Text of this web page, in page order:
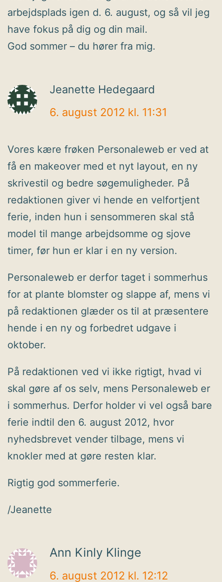
arbejdsplads igen d. 6. august, og så vil jeg
have fokus på dig og din mail.
God sommer – du hører fra mig.
Jeanette Hedegaard
6. august 2012 kl. 11:31
Vores kære frøken Personaleweb er ved at
få en makeover med et nyt layout, en ny
skrivestil og bedre søgemuligheder. På
redaktionen giver vi hende en velfortjent
ferie, inden hun i sensommeren skal stå
model til mange arbejdsomme og sjove
timer, før hun er klar i en ny version.
Personaleweb er derfor taget i sommerhus
for at plante blomster og slappe af, mens vi
på redaktionen glæder os til at præsentere
hende i en ny og forbedret udgave i
oktober.
På redaktionen ved vi ikke rigtigt, hvad vi
skal gøre af os selv, mens Personaleweb er
i sommerhus. Derfor holder vi vel også bare
ferie indtil den 6. august 2012, hvor
nyhedsbrevet vender tilbage, mens vi
knokler med at gøre resten klar.
Rigtig god sommerferie.
/Jeanette
Ann Kinly Klinge
6. august 2012 kl. 12:12